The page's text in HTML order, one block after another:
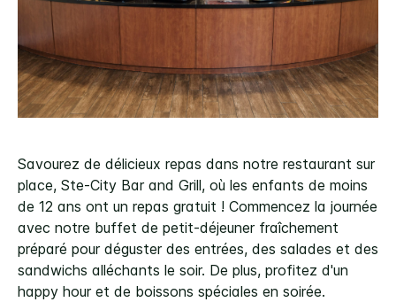
Savourez de délicieux repas dans notre restaurant sur
place, Ste-City Bar and Grill, où les enfants de moins
de 12 ans ont un repas gratuit ! Commencez la journée
avec notre buffet de petit-déjeuner fraîchement
préparé pour déguster des entrées, des salades et des
sandwichs alléchants le soir. De plus, profitez d'un
happy hour et de boissons spéciales en soirée.